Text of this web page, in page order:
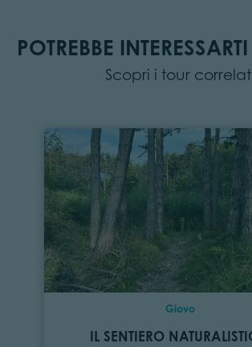
POTREBBE
Scopri i tour
Giovo
IL SENTIERO